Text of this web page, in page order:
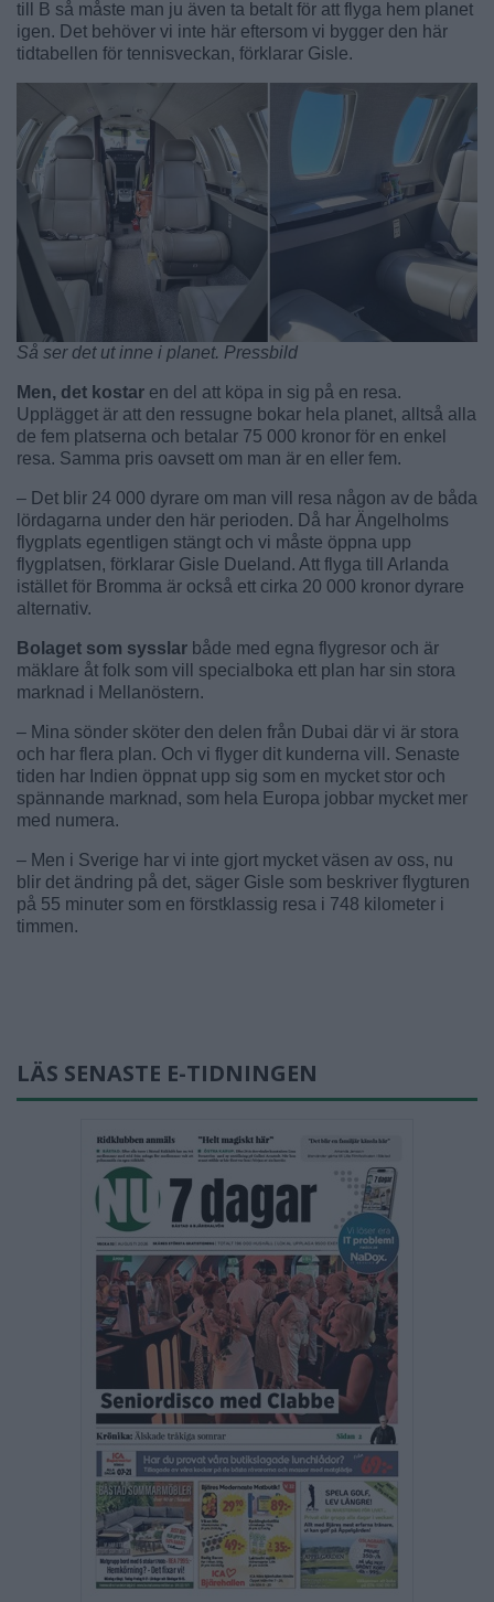
till B så måste man ju även ta betalt för att flyga hem planet
igen. Det behöver vi inte här eftersom vi bygger den här
tidtabellen för tennisveckan, förklarar Gisle.
Så ser det ut inne i planet. Pressbild
Men, det kostar en del att köpa in sig på en resa.
Upplägget är att den ressugne bokar hela planet, alltså alla
de fem platserna och betalar 75 000 kronor för en enkel
resa. Samma pris oavsett om man är en eller fem.
– Det blir 24 000 dyrare om man vill resa någon av de båda
lördagarna under den här perioden. Då har Ängelholms
flygplats egentligen stängt och vi måste öppna upp
flygplatsen, förklarar Gisle Dueland. Att flyga till Arlanda
istället för Bromma är också ett cirka 20 000 kronor dyrare
alternativ.
Bolaget som sysslar både med egna flygresor och är
mäklare åt folk som vill specialboka ett plan har sin stora
marknad i Mellanöstern.
– Mina sönder sköter den delen från Dubai där vi är stora
och har flera plan. Och vi flyger dit kunderna vill. Senaste
tiden har Indien öppnat upp sig som en mycket stor och
spännande marknad, som hela Europa jobbar mycket mer
med numera.
– Men i Sverige har vi inte gjort mycket väsen av oss, nu
blir det ändring på det, säger Gisle som beskriver flygturen
på 55 minuter som en förstklassig resa i 748 kilometer i
timmen.
LÄS SENASTE E-TIDNINGEN